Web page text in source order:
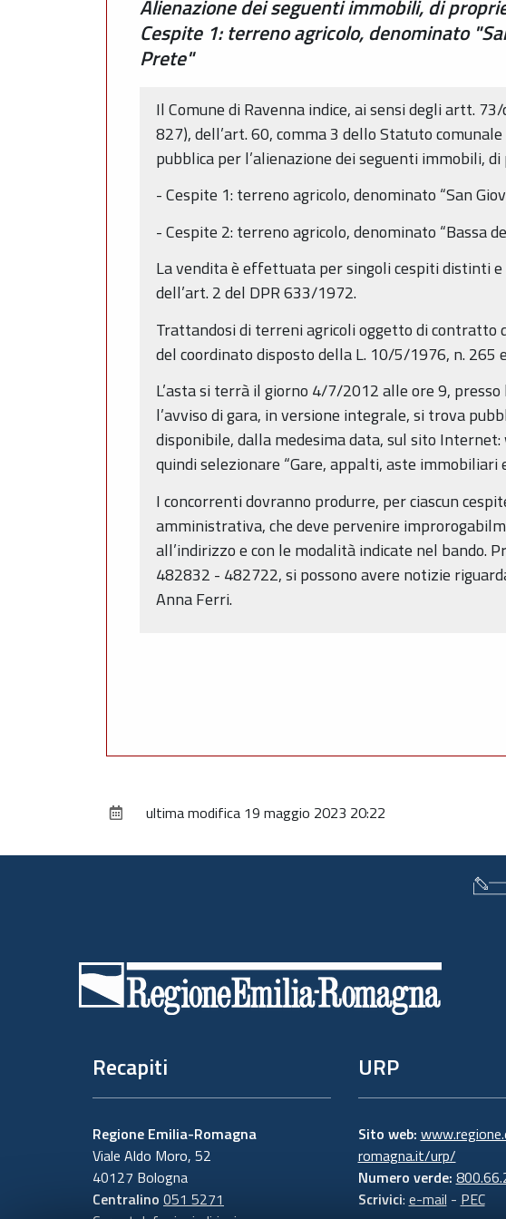
Alienazione dei seguenti immobili, di
Cespite 1: terreno agricolo, denominato
Prete"
Il Comune di Ravenna indice, ai sensi degli artt.
827), dell’art. 60, comma 3 dello Statuto
pubblica per l’alienazione dei seguenti immobili,
- Cespite 1: terreno agricolo, denominato “San
- Cespite 2: terreno agricolo, denominato “Bassa
La vendita è effettuata per singoli cespiti distinti e
dell’art. 2 del DPR 633/1972.
Trattandosi di terreni agricoli oggetto di contratto
del coordinato disposto della L. 10/5/1976, n. 265
L’asta si terrà il giorno 4/7/2012 alle ore 9,
l’avviso di gara, in versione integrale, si trova
disponibile, dalla medesima data, sul sito Internet:
quindi selezionare “Gare, appalti, aste immobiliari
I concorrenti dovranno produrre, per ciascun
amministrativa, che deve pervenire
all’indirizzo e con le modalità indicate nel bando.
482832 - 482722, si possono avere notizie
Anna Ferri.
ultima modifica 19 maggio 2023 20:22
Recapiti
Regione Emilia-Romagna
Viale Aldo Moro, 52
40127 Bologna
Centralino 051 5271
URP
Sito web:
romagna.it/urp/
Numero verde:
Scrivici: e-mail - PEC